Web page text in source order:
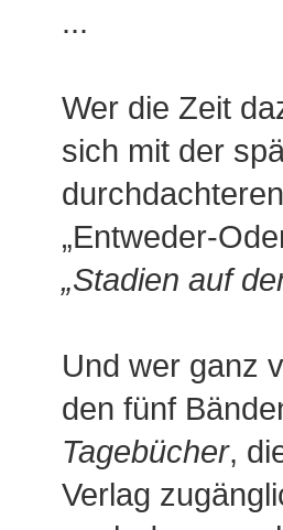
...
Wer die Zeit
sich mit der
„Entweder-
„Stadien auf
Und wer ganz
den fünf
Tagebücher,
Verlag